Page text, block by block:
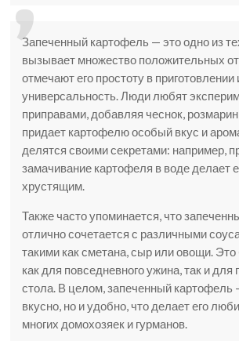
Запеченный картофель — это одно из
вызывает множество положительных
отмечают его простоту в приготовлении
универсальность. Люди любят
приправами, добавляя чеснок,
придает картофелю особый вкус и
делятся своими секретами: например,
замачивание картофеля в воде делает
хрустящим.
Также часто упоминается, что
отлично сочетается с различными
такими как сметана, сыр или овощи.
как для повседневного ужина, так и для
стола. В целом, запеченный картофель
вкусно, но и удобно, что делает его
многих домохозяек и гурманов.